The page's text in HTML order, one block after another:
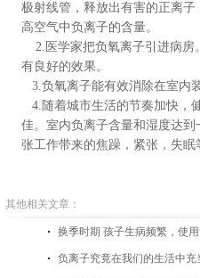
极射线管，释放出有害的正离
高空气中负离子的含量。
2. 医学家把负氧离子引进病
有良好的效果。
3.负氧离子能有效消除在室内
4. 随着城市生活的节奏加快，
佳。室内负离子含量和湿度达
张工作带来的焦躁，紧张，失眠
其他相关文章：
换季时期 孩子生病频繁，使
负离子究竟在我们的生活中充